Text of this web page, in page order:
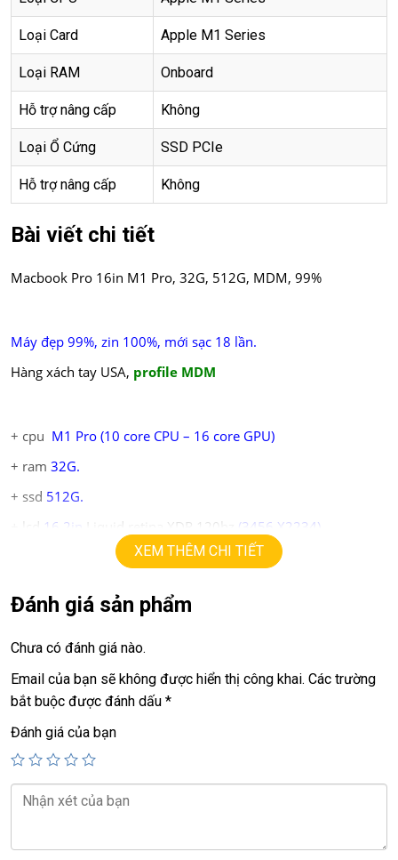
Loại Card Apple M1 Series
Loại RAM Onboard
Hỗ trợ nâng cấp Không
Loại Ổ Cứng SSD PCIe
Hỗ trợ nâng cấp Không
Bài viết chi tiết
Macbook Pro 16in M1 Pro, 32G, 512G, MDM, 99%
Máy đẹp 99%, zin 100%, mới sạc 18 lần.
Hàng xách tay USA, profile MDM
+ cpu M1 Pro (10 core CPU – 16 core GPU)
+ ram 32G.
+ ssd 512G.
+ lcd 16.2in Liquid retina XDR 120hz (3456 X2234)
💻LAPTOP TRIỀU PHÁT • UY TÍN • CHẤT LƯỢNG • GIÁ
TỐT💻
📞Hotline / Zalo:0939.008.008 – 0938.078.389
Địa chỉ:
60/26 Đồng Đen, P. Tân Bình, TP.HCM
t c m t
XEM THÊM CHI TIẾT
Đánh giá sản phẩm
Chưa có đánh giá nào.
Email của bạn sẽ không được hiển thị công khai. Các trường
bắt buộc được đánh dấu *
Đánh giá của bạn